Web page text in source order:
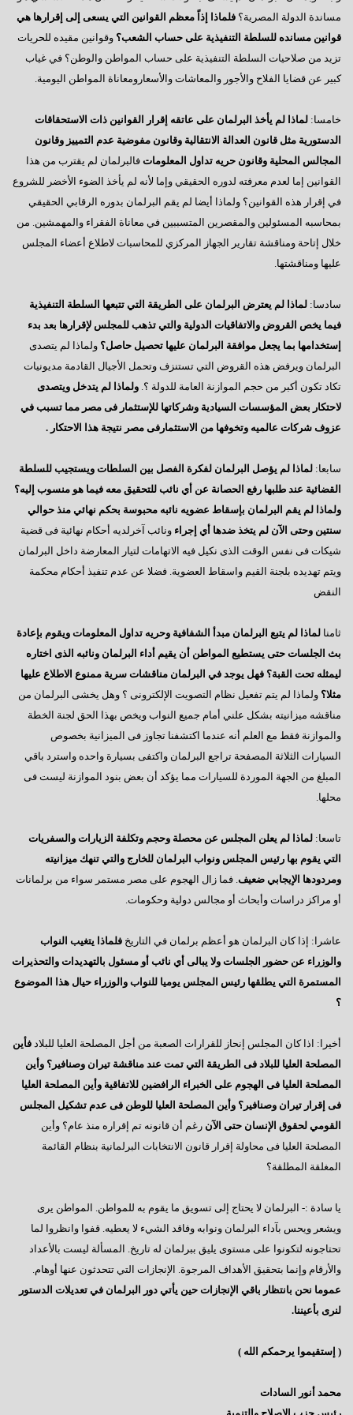
فى إنتظار كلمة الرئيس بمناسبة قرب بدء عملية التصويت
رسالة إلى العقلاء
المعارضة الحائرة
السادات: أخيراً انتهت المؤامرة الأمريكية
رجاءاً إهتموا بالعمال
فى قلوبنا يا سيناء
العبادة الموحد ومطامع الإنتهازيين
أيدى تحمى وأخرى تبنى
مصر تنادينا,, إتركونى أتنفس
خايف على الثورة
مقال تم نشره في مجلة شتيرن الألمانية و التي تصدر أسبوعيا
عمال مصر ,, إنتظرتم طويلاً والقادم أفضل
حزب الأقلية
أنور عصمت السادات : مصر كما ينبغي
عبود الزمر وليس الفاروق عمر
العبارة السلام 98
خارطة الطريق
روح الشباب
كله تمام ياأفندم
إرادة غيرت تونس
عام جديد ودماء أبرياء
عام جديد وآمال باقية
بعد حلف اليمين
السادات يتساءل .. أين الرئيس؟
إنهم حماة الفساد
السادات لجمال مبارك.. تنتهى الحوارات ويبقى هناك شعبا يعانى
الكنيسة آمنة
العبرة بالخواتيم
أنور عصمت السادات يكتب: فضائيات تحت الإحتلال
الأجور والحجج الباطلة
تدبروا.. مصر هبة النيل
لا عزاء للشرفاء
مساندة الدولة المصرية؟ فلماذا إذاً معظم القوانين التي يسعى إلى إقرارها هي
قوانين مسانده للسلطة التنفيذية على حساب الشعب؟ وقوانين مقيده للحريات
تزيد من صلاحيات السلطة التنفيذية على حساب المواطن والوطن؟ في غياب
كبير عن قضايا الفلاح والأجور والمعاشات والأسعارومعاناة المواطن اليومية.
خامسا: لماذا لم يأخذ البرلمان على عاتقه إقرار القوانين ذات الاستحقاقات
الدستورية مثل قانون العدالة الانتقالية وقانون مفوضية عدم التمييز وقانون
المجالس المحلية وقانون حريه تداول المعلومات فالبرلمان لم يقترب من هذا
القوانين إما لعدم معرفته لدوره الحقيقي وإما لأنه لم يأخذ الضوء الأخضر للشروع
في إقرار هذه القوانين؟ ولماذا أيضا لم يقم البرلمان بدوره الرقابي الحقيقي
بمحاسبه المسئولين والمقصرين المتسببين في معاناة الفقراء والمهمشين. من
خلال إتاحة ومناقشة تقارير الجهاز المركزي للمحاسبات لاطلاع أعضاء المجلس
عليها ومناقشتها.
سادسا: لماذا لم يعترض البرلمان على الطريقة التي تتبعها السلطة التنفيذية
فيما يخص القروض والاتفاقيات الدولية والتي تذهب للمجلس لإقرارها بعد بدء
إستخدامها بما يجعل موافقة البرلمان عليها تحصيل حاصل؟ ولماذا لم يتصدى
البرلمان ويرفض هذه القروض التي تستنزف وتحمل الأجيال القادمة مديونيات
تكاد تكون أكبر من حجم الموازنة العامة للدولة ؟. ولماذا لم يتدخل ويتصدى
لاحتكار بعض المؤسسات السيادية وشركاتها للإستثمار فى مصر مما تسبب في
عزوف شركات عالميه وتخوفها من الاستثمارفى مصر نتيجة هذا الاحتكار .
سابعا: لماذا لم يؤصل البرلمان لفكرة الفصل بين السلطات ويستجيب للسلطة
القضائية عند طلبها رفع الحصانة عن أي نائب للتحقيق معه فيما هو منسوب إليه؟
ولماذا لم يقم البرلمان بإسقاط عضويه نائبه محبوسة بحكم نهائي منذ حوالي
سنتين وحتى الآن لم يتخذ ضدها أي إجراء ونائب آخرلديه أحكام نهائية فى قضية
شيكات فى نفس الوقت الذى نكيل فيه الاتهامات لتيار المعارضة داخل البرلمان
ويتم تهديده بلجنة القيم واسقاط العضوية. فضلا عن عدم تنفيذ أحكام محكمة
النقض
ثامنا لماذا لم يتبع البرلمان مبدأ الشفافية وحريه تداول المعلومات ويقوم بإعادة
بث الجلسات حتى يستطيع المواطن أن يقيم أداء البرلمان ونائبه الذى اختاره
ليمثله تحت القبة؟ فهل يوجد في البرلمان مناقشات سرية ممنوع الاطلاع عليها
مثلا؟ ولماذا لم يتم تفعيل نظام التصويت الإلكترونى ؟ وهل يخشى البرلمان من
مناقشه ميزانيته بشكل علني أمام جميع النواب ويخص بهذا الحق لجنة الخطة
والموازنة فقط مع العلم أنه عندما اكتشفنا تجاوز فى الميزانية بخصوص
السيارات الثلاثة المصفحة تراجع البرلمان واكتفى بسيارة واحده واسترد باقي
المبلغ من الجهة الموردة للسيارات مما يؤكد أن بعض بنود الموازنة ليست فى
محلها.
تاسعا: لماذا لم يعلن المجلس عن محصلة وحجم وتكلفة الزيارات والسفريات
التي يقوم بها رئيس المجلس ونواب البرلمان للخارج والتي تنهك ميزانيته
ومردودها الإيجابي ضعيف. فما زال الهجوم على مصر مستمر سواء من برلمانات
أو مراكز دراسات وأبحاث أو مجالس دولية وحكومات.
عاشرا: إذا كان البرلمان هو أعظم برلمان في التاريخ فلماذا يتغيب النواب
والوزراء عن حضور الجلسات ولا يبالى أي نائب أو مسئول بالتهديدات والتحذيرات
المستمرة التي يطلقها رئيس المجلس يوميا للنواب والوزراء حيال هذا الموضوع
؟
أخيرا: اذا كان المجلس إنحاز للقرارات الصعبة من أجل المصلحة العليا للبلاد فأين
المصلحة العليا للبلاد فى الطريقة التي تمت عند مناقشة تيران وصنافير؟ وأين
المصلحة العليا فى الهجوم على الخبراء الرافضين للاتفاقية وأين المصلحة العليا
فى إقرار تيران وصنافير؟ وأين المصلحة العليا للوطن فى عدم تشكيل المجلس
القومي لحقوق الإنسان حتى الآن رغم أن قانونه تم إقراره منذ عام؟ وأين
المصلحة العليا فى محاولة إقرار قانون الانتخابات البرلمانية بنظام القائمة
المغلقة المطلقة؟
يا سادة :- البرلمان لا يحتاج إلى تسويق ما يقوم به للمواطن. المواطن يرى
ويشعر ويحس بآداء البرلمان ونوابه وفاقد الشيء لا يعطيه. قفوا وانظروا لما
تحتاجونه لتكونوا على مستوى يليق ببرلمان له تاريخ. المسألة ليست بالأعداد
والأرقام وإنما بتحقيق الأهداف المرجوة. الإنجازات التي تتحدثون عنها أوهام.
عموما نحن بانتظار باقي الإنجازات حين يأتي دور البرلمان في تعديلات الدستور
لنرى بأعيننا.
( إستقيموا يرحمكم الله )
محمد أنور السادات